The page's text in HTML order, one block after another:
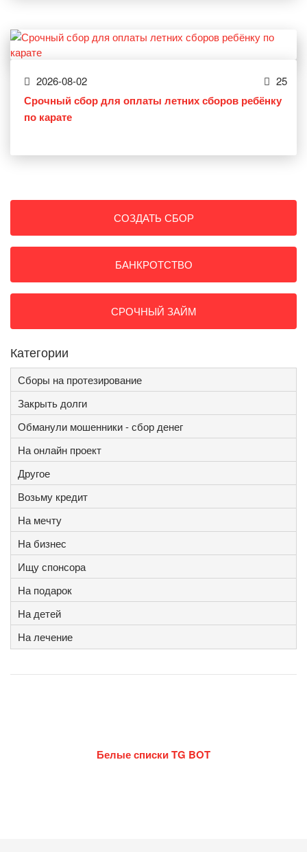
2026-08-02 25
Срочный сбор для оплаты летних сборов ребёнку
по карате
СОЗДАТЬ СБОР
БАНКРОТСТВО
СРОЧНЫЙ ЗАЙМ
Категории
Сборы на протезирование
Закрыть долги
Обманули мошенники - сбор денег
На онлайн проект
Другое
Возьму кредит
На мечту
На бизнес
Ищу спонсора
На подарок
На детей
На лечение
Белые списки TG BOT